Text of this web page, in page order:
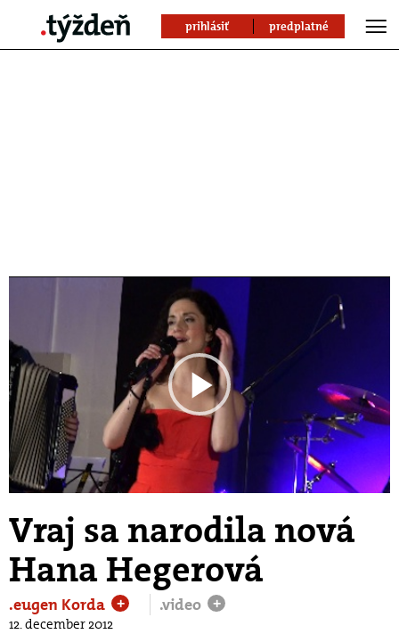
prihlásiť predplatné
Play
Video
Vraj sa narodila nová
Hana Hegerová
.eugen Korda + .video +
12. december 2012